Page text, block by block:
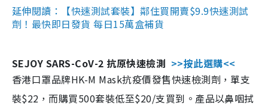
延伸閱讀：【快速測試套裝】鄰住買開賣$9.9快速測試
劑！最快即日發貨 每日15萬盒補貨
SEJOY SARS-CoV-2 抗原快速檢測 >>按此選購<<
香港口罩品牌HK-M Mask抗疫價發售快速檢測劑，單支
裝$22，而購買500套裝低至$20/支買到。產品以鼻咽拭